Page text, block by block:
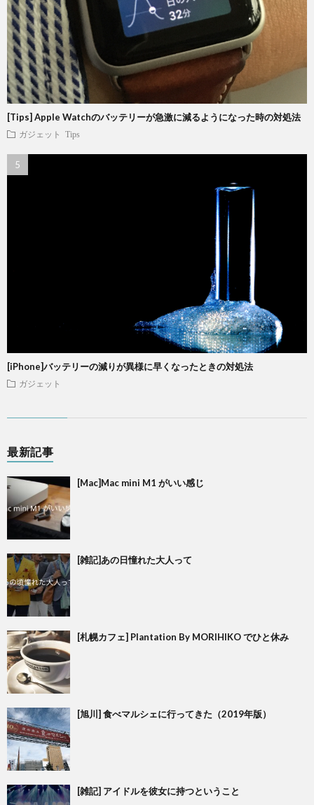
[Tips] Apple Watchのバッテリーが急激に減るようになった時の対処法
ガジェット Tips
[iPhone]バッテリーの減りが異様に早くなったときの対処法
ガジェット
最新記事
[Mac]Mac mini M1 がいい感じ
[雑記]あの日憧れた大人って
[札幌カフェ] Plantation By MORIHIKO でひと休み
[旭川] 食べマルシェに行ってきた（2019年版）
[雑記] アイドルを彼女に持つということ